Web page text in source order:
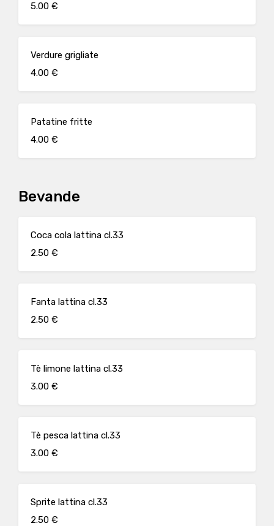
5.00 €
Verdure grigliate
4.00 €
Patatine fritte
4.00 €
Bevande
Coca cola lattina cl.33
2.50 €
Fanta lattina cl.33
2.50 €
Tè limone lattina cl.33
3.00 €
Tè pesca lattina cl.33
3.00 €
Sprite lattina cl.33
2.50 €